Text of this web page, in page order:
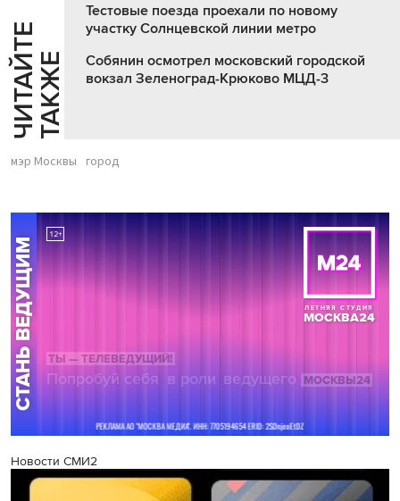
Ч
И
Т
АЙ
Т
Е
Т
А
К
ЖЕ
Тестовые поезда проехали по новому
участку Солнцевской линии метро
Собянин осмотрел московский городской
вокзал Зеленоград-Крюково МЦД-3
мэр Москвы город
Новости СМИ2